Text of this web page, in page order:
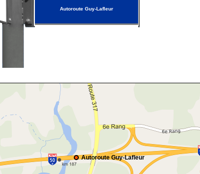
Autoroute Guy-Lafleur
Autoroute Guy-Lafleur